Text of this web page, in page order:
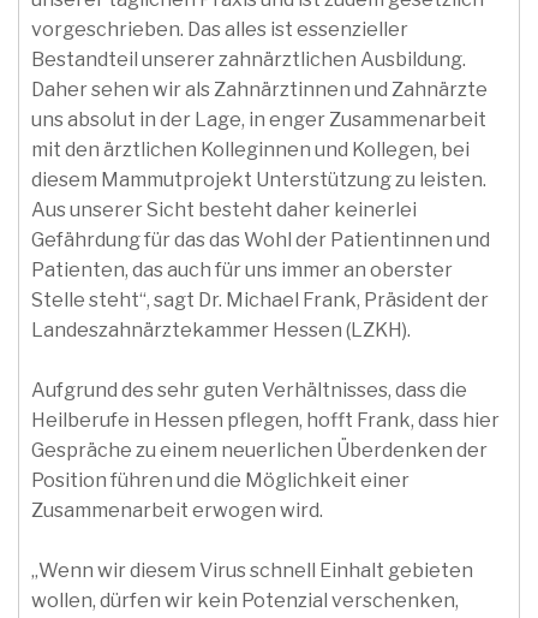
vorgeschrieben. Das alles ist essenzieller
Bestandteil unserer zahnärztlichen Ausbildung.
Daher sehen wir als Zahnärztinnen und Zahnärzte
uns absolut in der Lage, in enger Zusammenarbeit
mit den ärztlichen Kolleginnen und Kollegen, bei
diesem Mammutprojekt Unterstützung zu leisten.
Aus unserer Sicht besteht daher keinerlei
Gefährdung für das das Wohl der Patientinnen und
Patienten, das auch für uns immer an oberster
Stelle steht“, sagt Dr. Michael Frank, Präsident der
Landeszahnärztekammer Hessen (LZKH).
Aufgrund des sehr guten Verhältnisses, dass die
Heilberufe in Hessen pflegen, hofft Frank, dass hier
Gespräche zu einem neuerlichen Überdenken der
Position führen und die Möglichkeit einer
Zusammenarbeit erwogen wird.
„Wenn wir diesem Virus schnell Einhalt gebieten
wollen, dürfen wir kein Potenzial verschenken,